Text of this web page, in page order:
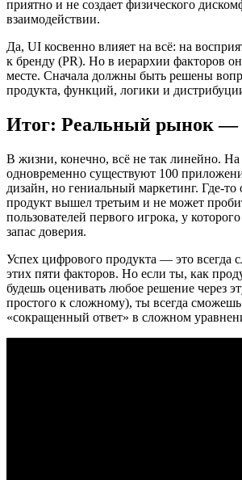
приятно и не создает физического
взаимодействии.
Да, UI косвенно влияет на всё: на
к бренду (PR). Но в иерархии факторов
месте. Сначала должны быть решены
продукта, функций, логики и
Итог: Реальный рынок —
В жизни, конечно, всё не так линейно.
одновременно существуют 100
дизайн, но гениальный маркетинг. Где-
продукт вышел третьим и не может
пользователей первого игрока, у
запас доверия.
Успех цифрового продукта — это всегда
этих пяти факторов. Но если ты, как
будешь оценивать любое решение через
простого к сложному), ты всегда
«сокращенный ответ» в сложном